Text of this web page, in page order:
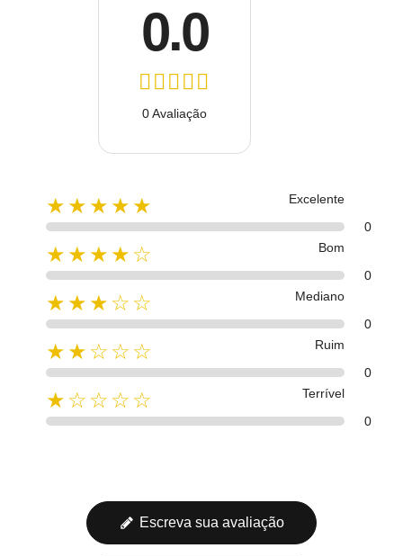
0.0
0 Avaliação
★★★★★
Excelente
0
★★★★☆
Bom
0
★★★☆☆
Mediano
0
★★☆☆☆
Ruim
0
★☆☆☆☆
Terrível
0
Escreva sua avaliação